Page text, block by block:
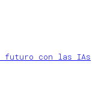
con las IAs